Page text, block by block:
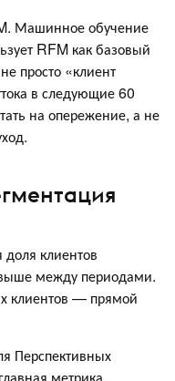
Машинное обучение
RFM как базовый
просто «клиент
в следующие 60
на опережение, а не
клиентов
выше между периодами.
клиентов — прямой
Перспективных